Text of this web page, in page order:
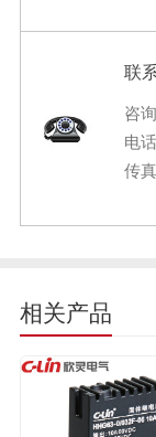
联
咨
电
传
相关产品